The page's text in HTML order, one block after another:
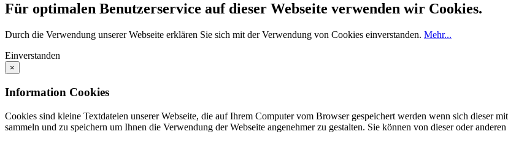
Für optimalen Benutzerservice auf dieser Webseite verwenden wir Cookies.
Durch die Verwendung unserer Webseite erklären Sie sich mit der Verwendung von Cookies einverstanden. Mehr...
Einverstanden
×
Information Cookies
Cookies sind kleine Textdateien unserer Webseite, die auf Ihrem Computer vom Browser gespeichert werden wenn sich dieser
sammeln und zu speichern um Ihnen die Verwendung der Webseite angenehmer zu gestalten. Sie können von dieser oder anderen